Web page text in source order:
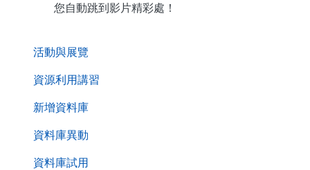
活動與展覽
資源利用講習
新增資料庫
資料庫異動
資料庫試用
您自動跳到影片精彩處！